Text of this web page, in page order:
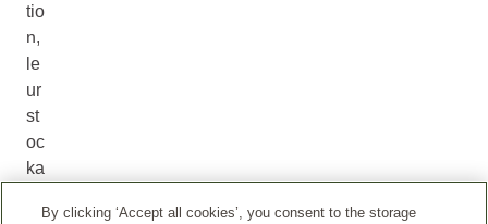
tio
n,
le
ur
st
oc
ka
By clicking ‘Accept all cookies’, you consent to the storage